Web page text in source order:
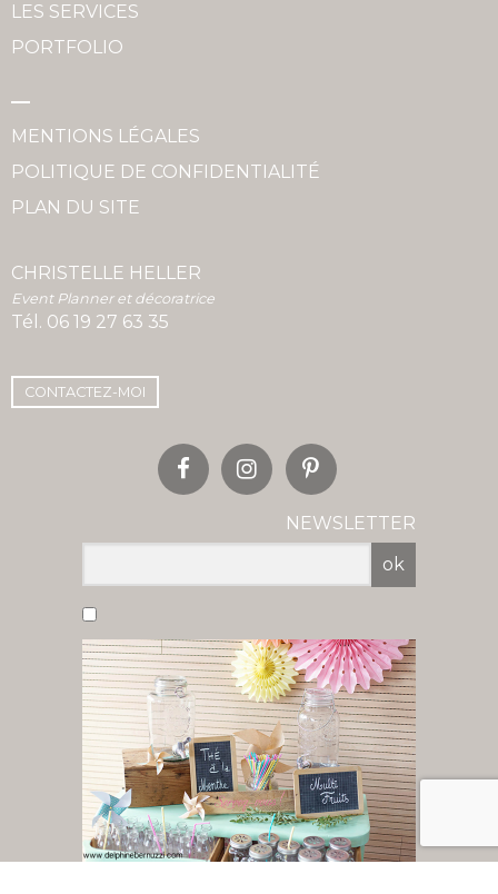
LES SERVICES
PORTFOLIO
MENTIONS LÉGALES
POLITIQUE DE CONFIDENTIALITÉ
PLAN DU SITE
CHRISTELLE HELLER
Event Planner et décoratrice
Tél. 06 19 27 63 35
CONTACTEZ-MOI
NEWSLETTER
ok